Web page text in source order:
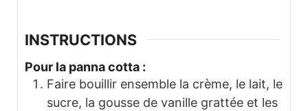
INSTRUCTIONS
Pour la panna cotta :
Faire bouillir ensemble la crème, le lait, le
sucre, la gousse de vanille grattée et les